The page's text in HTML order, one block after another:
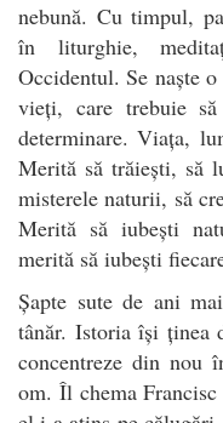
nebună. Cu timpul,
în liturghie,
Occidentul. Se naște
vieți, care trebuie
determinare. Viața,
Merită să trăiești, să
misterele naturii, să
Merită să iubești
merită să iubești
Șapte sute de ani
tânăr. Istoria își ținea
concentreze din nou
om. Îl chema